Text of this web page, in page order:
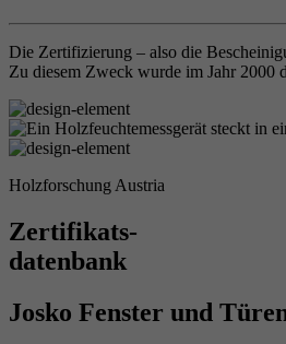
Die Zertifizierung – also die
Zu diesem Zweck wurde im Jahr 2000
Holzforschung Austria
Zertifikats-
datenbank
Josko Fenster und